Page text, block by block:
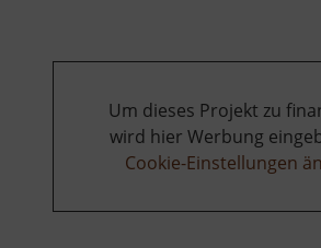
Um dieses Projekt zu
wird hier Werbung
Cookie-Einstellungen